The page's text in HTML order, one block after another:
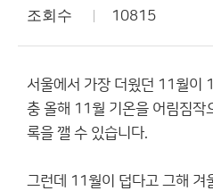
조회수 10815
서울에서 가장 더웠던 11월이
충 올해 11월 기온을 어림짐작
록을 깰 수 있습니다.
그런데 11월이 덥다고 그해 겨